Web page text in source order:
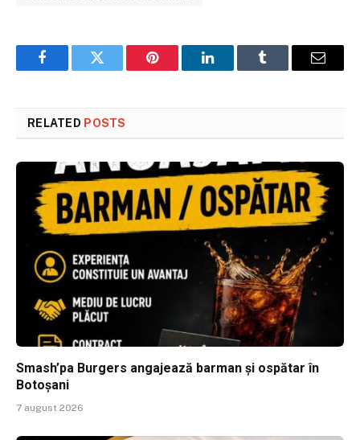
FacebookTwitter Pinterest LinkedInTumblr Email
RELATED POSTS
Smash’pa Burgers angajează barman și ospătar în
Botoșani
7 august 2026